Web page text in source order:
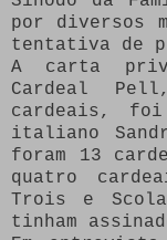
por diversos
tentativa de
A carta
Cardeal
cardeais,
italiano
foram 13
quatro
Trois e
tinham